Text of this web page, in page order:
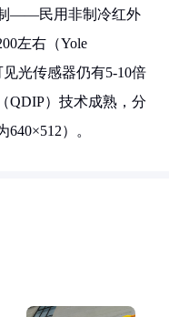
——民用非制冷红外
左右（Yole
见光传感器仍有5-10倍
QDIP）技术成熟，分
）。